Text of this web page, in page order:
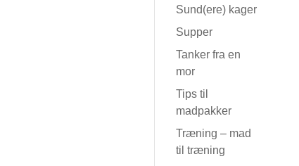
Sund(ere) kager
Supper
Tanker fra en
mor
Tips til
madpakker
Træning – mad
til træning